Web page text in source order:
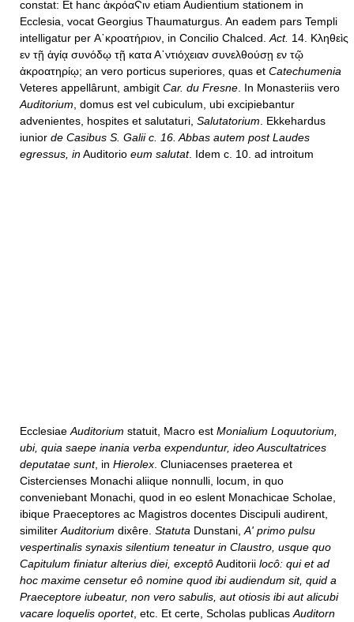
constat: Et hanc ἀκρόαϚιν etiam Audientium stationem in
Ecclesia, vocat Georgius Thaumaturgus. An eadem pars Templi
intelligatur per Α᾿κροατήριον, in Concilio Chalced. Act. 14. Κληθεὶς
εν τῇ ἁγίᾳ συνόδῳ τῇ κατα Α᾿ντιόχειαν συνελθούσῃ εν τῷ
ἀκροατηρίῳ; an vero porticus superiores, quas et Catechumenia
Veteres appellârunt, ambigit Car. du Fresne . In Monasteriis vero
Auditorium , domus est vel cubiculum, ubi excipiebantur
advenientes, hospites et salutaturi, Salutatorium . Ekkehardus
iunior de Casibus S. Galii c. 16. Abbas autem post Laudes
egressus, inAuditorio eum salutat. Idem c. 10. ad introitum
Ecclesiae Auditorium statuit, Macro est Monialium Loquutorium,
ubi, quia saepe inania verba expenduntur, ideo Auscultatrices
deputatae sunt, in Hierolex . Cluniacenses praeterea et
Cistercienses Monachi aliique nonnulli, locum, in quo
conveniebant Monachi, quod in eo eslent Monachicae Scholae,
ibique Praeceptores ac Magistros docentes Discipuli audirent,
similiter Auditorium dixêre. Statuta Dunstani, A' primo pulsu
vespertinalis synaxis silentium teneatur in Claustro, usque quo
Capitulum finiatur alterius diei, exceptôAuditorii locô: qui et ad
hoc maxime censetur eô nomine quod ibi audiendum sit, quid a
Praeceptore iubeatur, non vero sabulis, aut otiosis ibi aut alicubi
vacare loquelis oportet, etc. Et certe, Scholas publicas Auditorn